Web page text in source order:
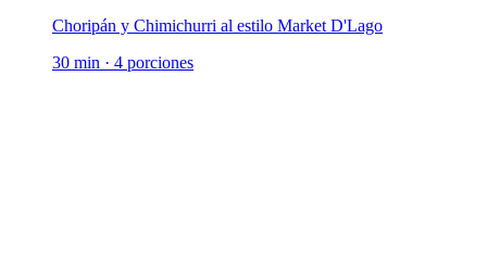
Choripán y Chimichurri al estilo Market D'Lago
30 min · 4 porciones